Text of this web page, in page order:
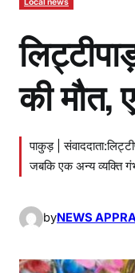
Local news
की मौत,
पाकुड़ |
जबकि एक अन्य व्यक्ति
byNEWS